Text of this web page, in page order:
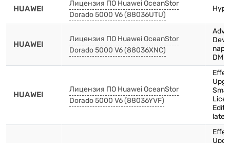
HUAWEI
Лицензия ПО Huawei OceanStor
Dorado 5000 V6 (88036UTU)
HUAWEI
Лицензия ПО Huawei OceanStor
Dorado 5000 V6 (88036XNC)
HUAWEI
Лицензия ПО Huawei OceanStor
Dorado 5000 V6 (88036YVF)
later